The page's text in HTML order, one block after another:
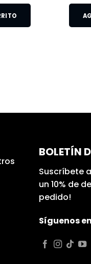
BOLETÍN
Suscríbete
un 10% de
pedido!
Síguenos